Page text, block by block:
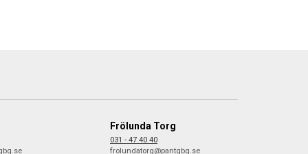
Frölunda Torg
031 - 47 40 40
frolundatorg@pantgbg.se